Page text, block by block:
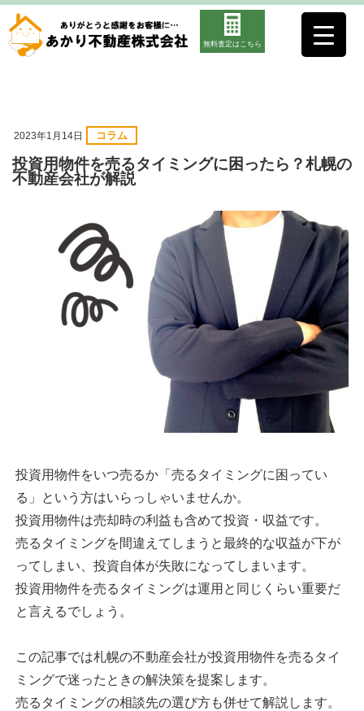
無料査定はこちら
2023年1月14日 コラム
投資用物件を売るタイミングに困ったら？札幌の
不動産会社が解説
投資用物件をいつ売るか「売るタイミングに困ってい
る」という方はいらっしゃいませんか。
投資用物件は売却時の利益も含めて投資・収益です。
売るタイミングを間違えてしまうと最終的な収益が下が
ってしまい、投資自体が失敗になってしまいます。
投資用物件を売るタイミングは運用と同じくらい重要だ
と言えるでしょう。
この記事では札幌の不動産会社が投資用物件を売るタイ
ミングで迷ったときの解決策を提案します。
売るタイミングの相談先の選び方も併せて解説します。